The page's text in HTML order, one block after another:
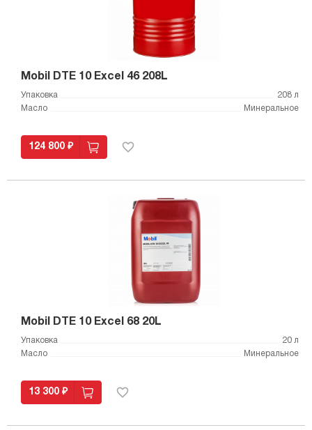
Mobil DTE 10 Excel 46 208L
Упаковка
208 л
Масло
Минеральное
124 800 ₽
Mobil DTE 10 Excel 68 20L
Упаковка
20 л
Масло
Минеральное
13 300 ₽